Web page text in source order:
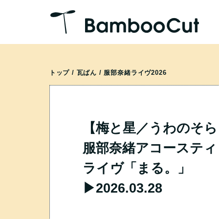
トップ / 瓦ばん / 服部奈緒ライヴ2026
【梅と星／うわのそ
服部奈緒アコーステ
ライヴ「まる。」
▶︎2026.03.28